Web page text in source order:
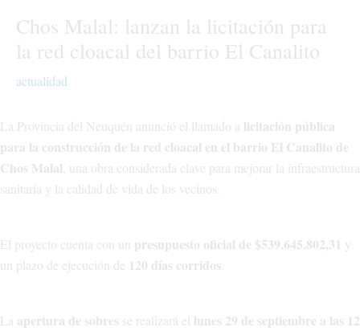
Chos Malal: lanzan la licitación para
la red cloacal del barrio El Canalito
actualidad
La Provincia del Neuquén anunció el llamado a licitación pública
para la construcción de la red cloacal en el barrio El Canalito de
Chos Malal , una obra considerada clave para mejorar la infraestructura
sanitaria y la calidad de vida de los vecinos.
El proyecto cuenta con un presupuesto oficial de $539.645.802,31 y
un plazo de ejecución de 120 días corridos
La apertura de sobres se realizará el lunes 29 de septiembre a las 12